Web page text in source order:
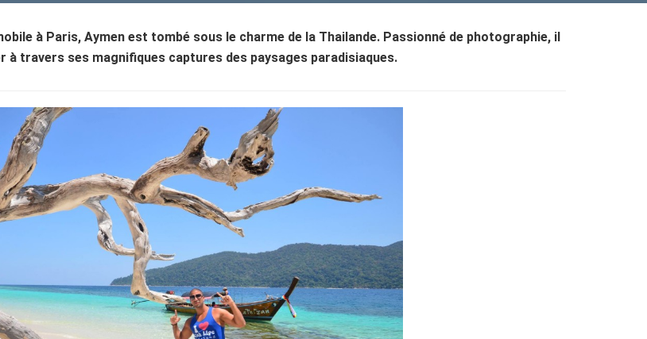
à Paris, Aymen est tombé sous le charme de la Thailande. Passionné de photographie, il
à travers ses magnifiques captures des paysages paradisiaques.